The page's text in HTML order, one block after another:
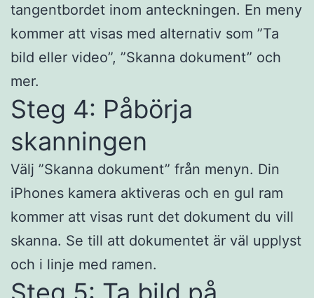
tangentbordet inom anteckningen. En meny
kommer att visas med alternativ som ”Ta
bild eller video”, ”Skanna dokument” och
mer.
Steg 4: Påbörja
skanningen
Välj ”Skanna dokument” från menyn. Din
iPhones kamera aktiveras och en gul ram
kommer att visas runt det dokument du vill
skanna. Se till att dokumentet är väl upplyst
och i linje med ramen.